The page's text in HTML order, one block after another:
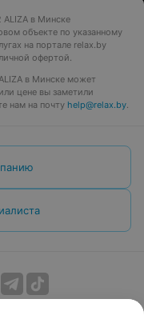
ALIZA в Минске
объекте по указанному
на портале relax.by
офертой.
в Минске может
цене вы заметили
нам на почту help@relax.by.